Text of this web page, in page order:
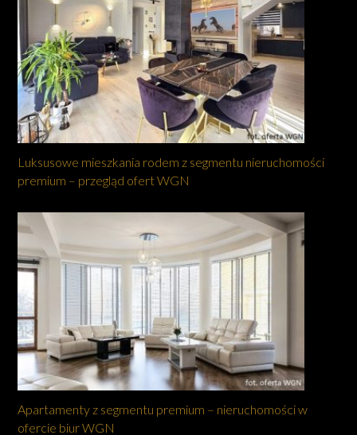
Luksusowe mieszkania rodem z segmentu nieruchomości
premium – przegląd ofert WGN
Apartamenty z segmentu premium – nieruchomości w
ofercie biur WGN